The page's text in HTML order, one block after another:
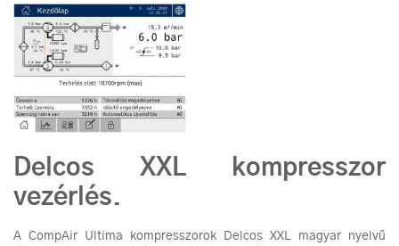
Delcos XXL kompresszor
vezérlés.
A CompAir Ultima kompresszorok Delcos XXL magyar nyelvű